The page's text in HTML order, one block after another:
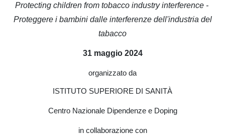
Protecting children from tobacco industry interference -
Proteggere i bambini dalle interferenze dell'industria del
tabacco
31 maggio 2024
organizzato da
ISTITUTO SUPERIORE DI SANITÀ
Centro Nazionale Dipendenze e Doping
in collaborazione con